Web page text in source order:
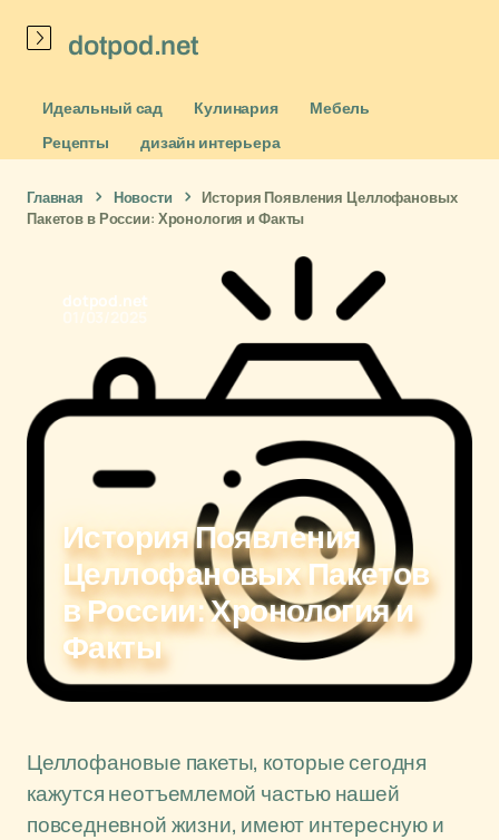
dotpod.net
Идеальный сад Кулинария
Мебель
Рецепты
дизайн интерьера
Главная Новости
История Появления Целлофановых
Пакетов в России: Хронология и Факты
dotpod.net
01/03/2025
История Появления
Целлофановых Пакетов
в России: Хронология и
Факты
Целлофановые пакеты, которые сегодня
кажутся неотъемлемой частью нашей
повседневной жизни, имеют интересную и